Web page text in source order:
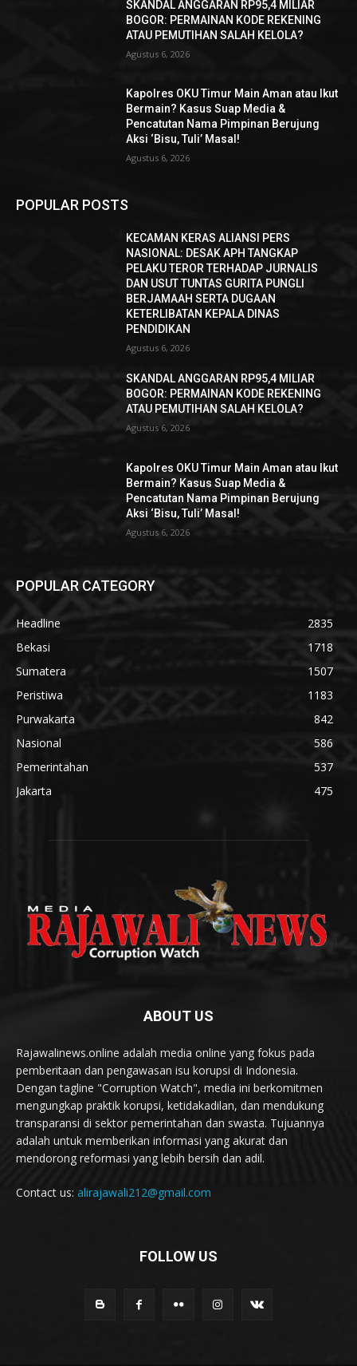
SKANDAL ANGGARAN RP95,4 MILIAR
BOGOR: PERMAINAN KODE REKENING
ATAU PEMUTIHAN SALAH KELOLA?
Agustus 6, 2026
Kapolres OKU Timur Main Aman atau Ikut
Bermain? Kasus Suap Media &
Pencatutan Nama Pimpinan Berujung
Aksi ‘Bisu, Tuli’ Masal!
Agustus 6, 2026
POPULAR POSTS
KECAMAN KERAS ALIANSI PERS
NASIONAL: DESAK APH TANGKAP
PELAKU TEROR TERHADAP JURNALIS
DAN USUT TUNTAS GURITA PUNGLI
BERJAMAAH SERTA DUGAAN
KETERLIBATAN KEPALA DINAS
PENDIDIKAN
Agustus 6, 2026
SKANDAL ANGGARAN RP95,4 MILIAR
BOGOR: PERMAINAN KODE REKENING
ATAU PEMUTIHAN SALAH KELOLA?
Agustus 6, 2026
Kapolres OKU Timur Main Aman atau Ikut
Bermain? Kasus Suap Media &
Pencatutan Nama Pimpinan Berujung
Aksi ‘Bisu, Tuli’ Masal!
Agustus 6, 2026
POPULAR CATEGORY
Headline
2835
Bekasi
1718
Sumatera
1507
Peristiwa
1183
Purwakarta
842
Nasional
586
Pemerintahan
537
Jakarta
475
ABOUT US
Rajawalinews.online adalah media online yang fokus pada
pemberitaan dan pengawasan isu korupsi di Indonesia.
Dengan tagline "Corruption Watch", media ini berkomitmen
mengungkap praktik korupsi, ketidakadilan, dan mendukung
transparansi di sektor pemerintahan dan swasta. Tujuannya
adalah untuk memberikan informasi yang akurat dan
mendorong reformasi yang lebih bersih dan adil.
Contact us: alirajawali212@gmail.com
FOLLOW US